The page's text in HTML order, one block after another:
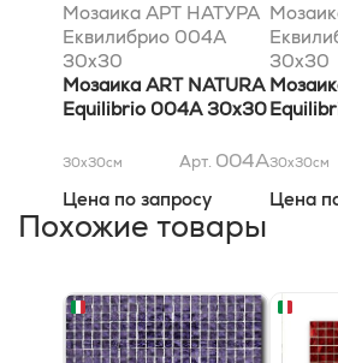
Мозаика АРТ НАТУРА
Еквилибрио 004A
30x30
Мозаика ART NATURA
Equilibrio 004A 30x30
30x30см Арт. 004A
Цена по запросу
30x30
30x30см
Цена
Похожие товары